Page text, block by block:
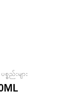
ည်းများ